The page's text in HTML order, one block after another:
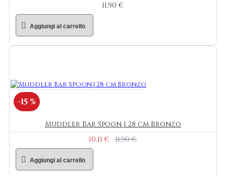
11,90 €
Aggiungi al carrello
-15 %
Muddler Bar Spoon | 28 cm Bronzo
10,11 €
11,90 €
Aggiungi al carrello